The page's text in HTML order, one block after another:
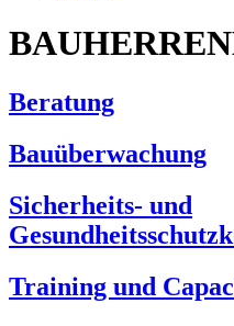
Beratung
Bauüberwachung
Sicherheits- und
Training und